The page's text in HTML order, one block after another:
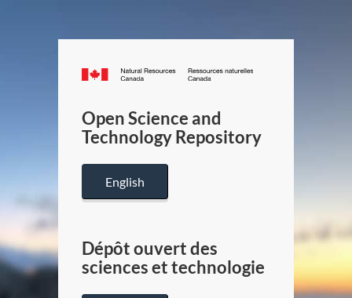
Canada.ca
/
Canada
Open Science and
Technology Repository
English
Dépôt ouvert des
sciences et technologie